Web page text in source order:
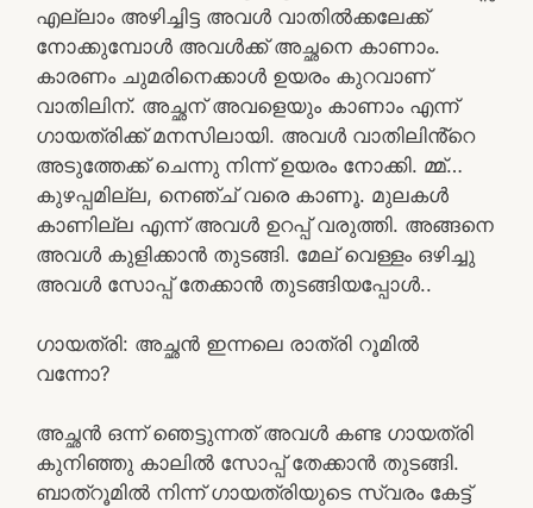
എല്ലാം അഴിച്ചിട്ട അവൾ വാതിൽക്കലേക്ക്
നോക്കുമ്പോൾ അവൾക്ക് അച്ഛനെ കാണാം.
കാരണം ചുമരിനെക്കാൾ ഉയരം കുറവാണ്
വാതിലിന്. അച്ഛന് അവളെയും കാണാം എന്ന്
ഗായത്രിക്ക് മനസിലായി. അവൾ വാതിലിൻ്റെ
അടുത്തേക്ക് ചെന്നു നിന്ന് ഉയരം നോക്കി. മ്മ്…
കുഴപ്പമില്ല, നെഞ്ച് വരെ കാണൂ. മുലകൾ
കാണില്ല എന്ന് അവൾ ഉറപ്പ് വരുത്തി. അങ്ങനെ
അവൾ കുളിക്കാൻ തുടങ്ങി. മേല് വെള്ളം ഒഴിച്ചു
അവൾ സോപ്പ് തേക്കാൻ തുടങ്ങിയപ്പോൾ..
ഗായത്രി: അച്ഛൻ ഇന്നലെ രാത്രി റൂമിൽ
വന്നോ?
അച്ഛൻ ഒന്ന് ഞെട്ടുന്നത് അവൾ കണ്ട ഗായത്രി
കുനിഞ്ഞു കാലിൽ സോപ്പ് തേക്കാൻ തുടങ്ങി.
ബാത്‌റൂമിൽ നിന്ന് ഗായത്രിയുടെ സ്വരം കേട്ട്